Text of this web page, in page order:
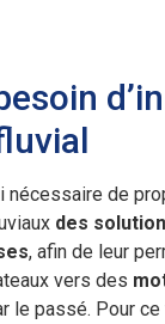
nécessaire de
des
, afin de leur
vers des
le passé. Pour